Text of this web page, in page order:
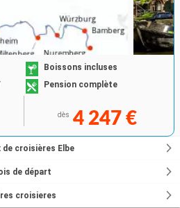
Boissons incluses
Pension complète
dès 4 247 €
de croisières Elbe
de départ
croisieres